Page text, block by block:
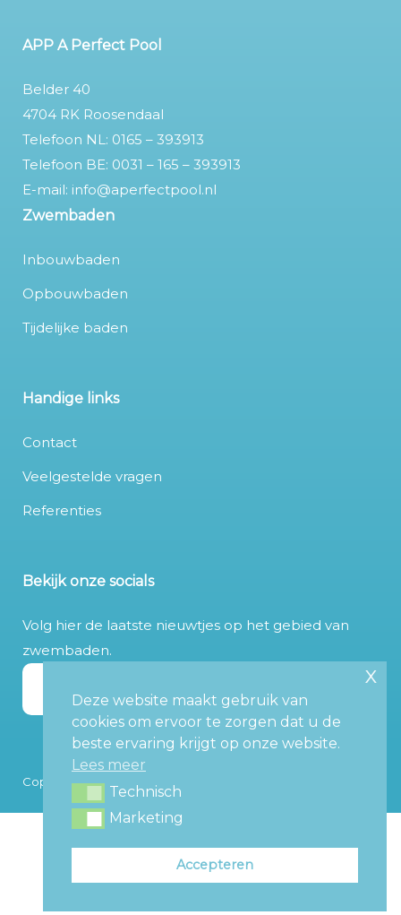
Deze website maakt gebruik van
cookies om ervoor te zorgen dat u de
beste ervaring krijgt op onze website.
Lees meer
Technisch
Technisch
Marketing
Marketing
Accepteren
x
APP A Perfect Pool
Belder 40
4704 RK Roosendaal
Telefoon NL: 0165 – 393913
Telefoon BE: 0031 – 165 – 393913
E-mail: info@aperfectpool.nl
Zwembaden
Inbouwbaden
Opbouwbaden
Tijdelijke baden
Handige links
Contact
Veelgestelde vragen
Referenties
Bekijk onze socials
Volg hier de laatste nieuwtjes op het gebied van
zwembaden.
Copyright © 2026 APP - Powered by Markgelderblom